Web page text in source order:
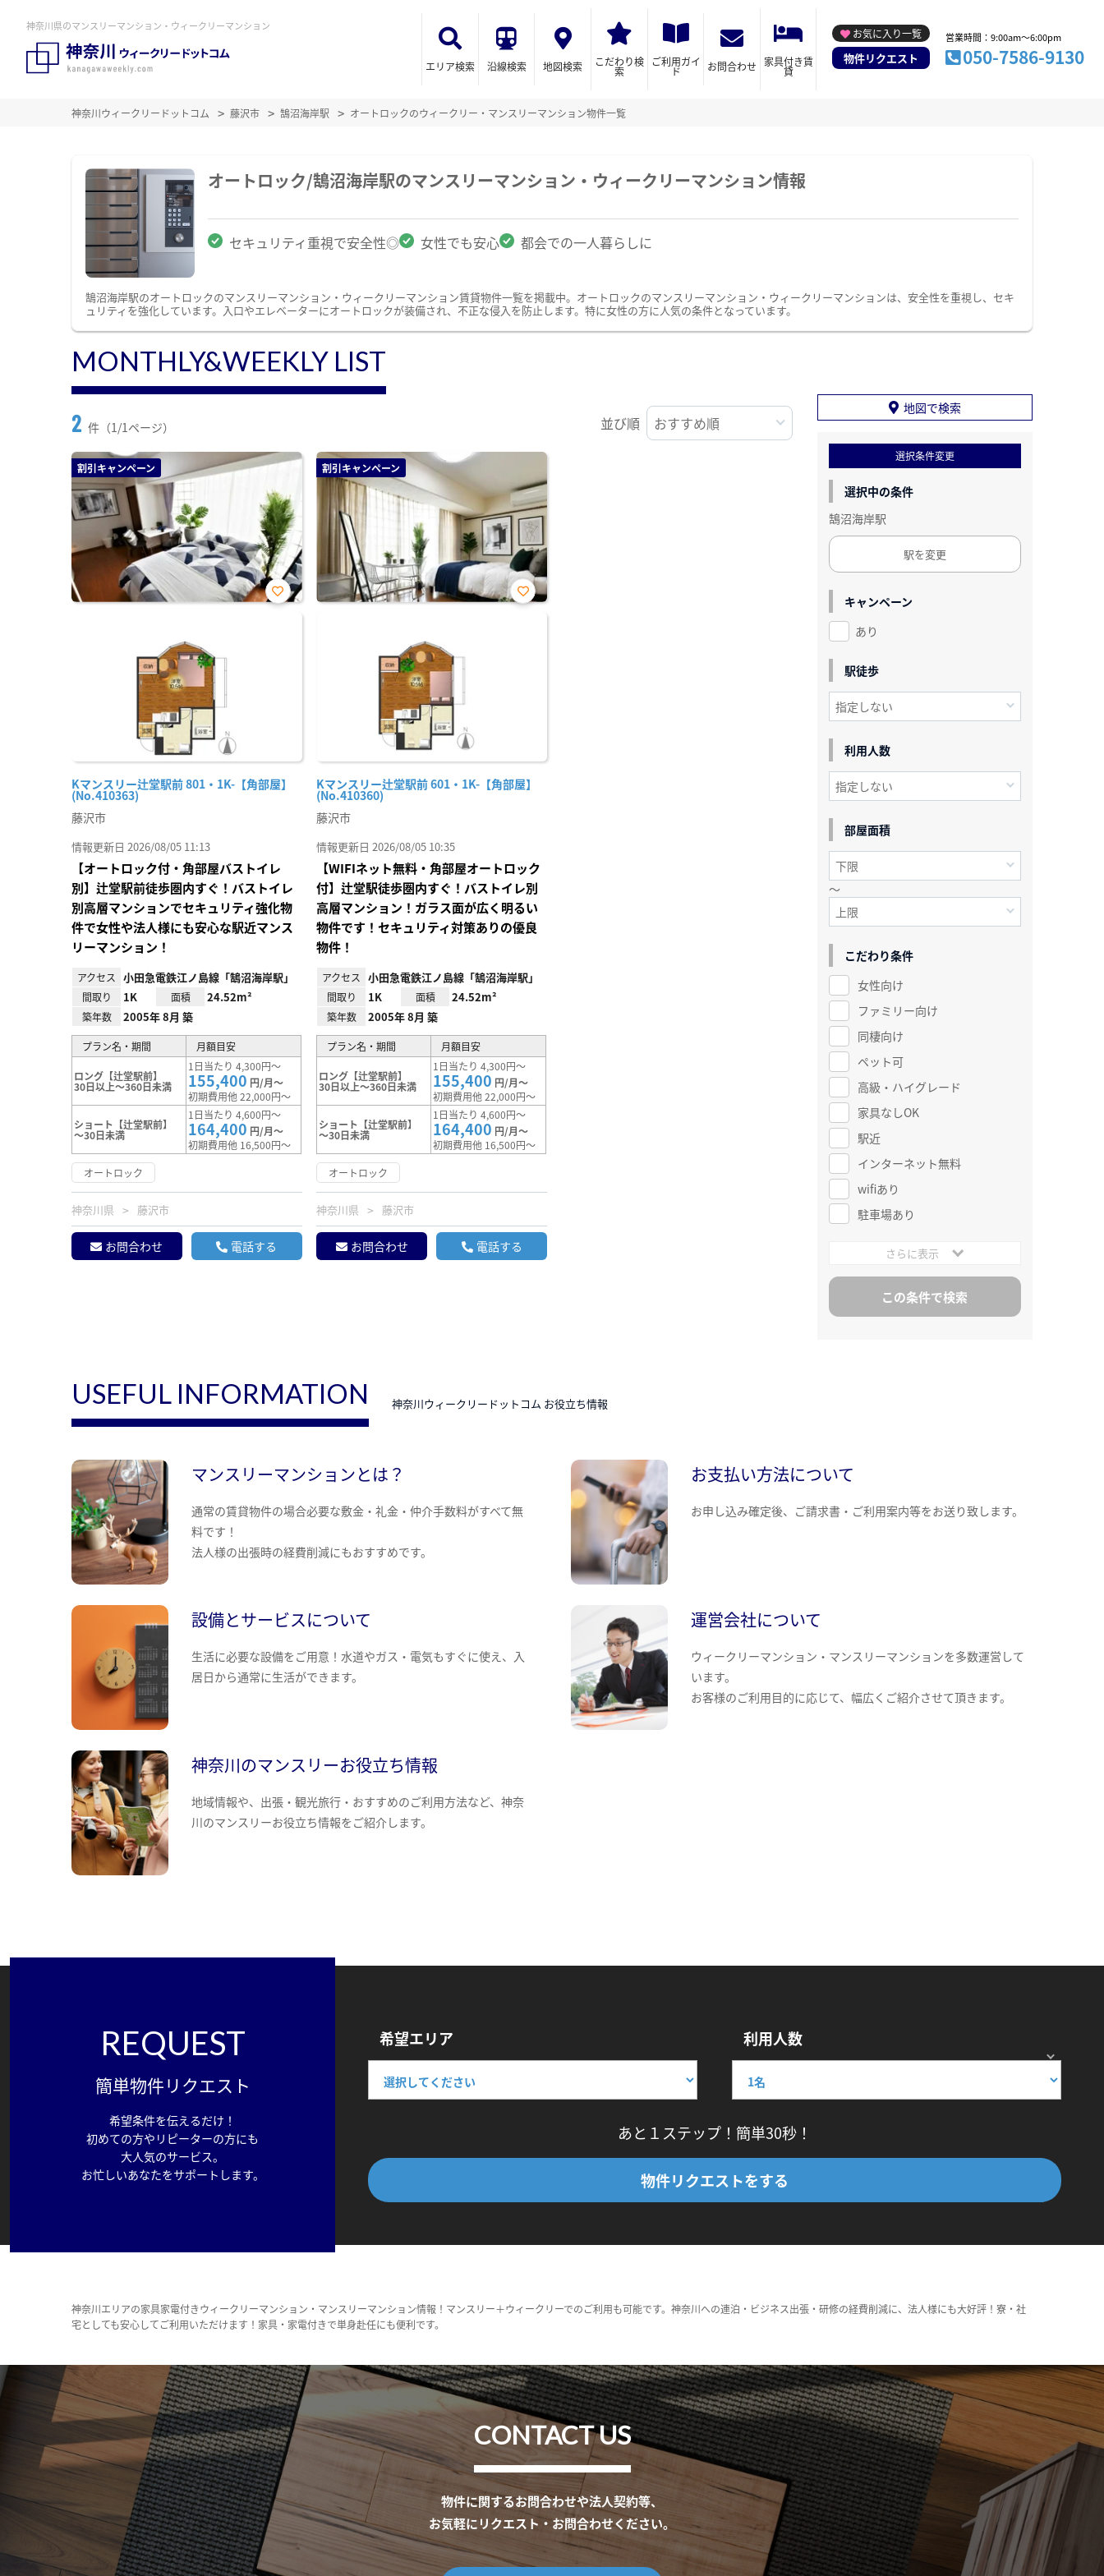
神奈川県のマンスリーマンション・ウィークリーマンション
エリア検索 沿線検索 地図検索 こだわり検
索
ご利用ガイ
ド お問合わせ 家具付き賃
貸
お気に入り一覧
物件リクエスト
営業時間：9:00am～6:00pm
050-7586-9130
神奈川ウィークリードットコム 藤沢市 鵠沼海岸駅 オートロックのウィークリー・マンスリーマンション物件一覧
オートロック/鵠沼海岸駅のマンスリーマンション・ウィークリーマンション情報
セキュリティ重視で安全性◎ 女性でも安心 都会での一人暮らしに
鵠沼海岸駅のオートロックのマンスリーマンション・ウィークリーマンション賃貸物件一覧を掲載中。オートロックのマンスリーマンション・ウィークリーマンションは、安全性を重視し、セキ
ュリティを強化しています。入口やエレベーターにオートロックが装備され、不正な侵入を防止します。特に女性の方に人気の条件となっています。
MONTHLY&WEEKLY LIST
2 件（1/1ページ） 並び順
割引キャンペーン
Kマンスリー辻堂駅前 801・1K-【角部屋】
(No.410363)
お気
藤沢市
情報更新日 2026/08/05 11:13
【オートロック付・角部屋バストイレ
別】辻堂駅前徒歩圏内すぐ！バストイレ
別高層マンションでセキュリティ強化物
件で女性や法人様にも安心な駅近マンス
リーマンション！
アクセス 小田急電鉄江ノ島線「鵠沼海岸駅」
間取り 1K 面積 24.52m²
築年数 2005年 8月 築
プラン名・期間 月額目安
ロング【辻堂駅前】
30日以上～360日未満
1日当たり 4,300円～
155,400 円/月～
初期費用他 22,000円～
ショート【辻堂駅前】
～30日未満
1日当たり 4,600円～
164,400 円/月～
初期費用他 16,500円～
オートロック
神奈川県 藤沢市
お問合わせ 電話する
割引キャンペーン
Kマンスリー辻堂駅前 601・1K-【角部屋】
(No.410360)
お気
藤沢市
情報更新日 2026/08/05 10:35
【WIFIネット無料・角部屋オートロック
付】辻堂駅徒歩圏内すぐ！バストイレ別
高層マンション！ガラス面が広く明るい
物件です！セキュリティ対策ありの優良
物件！
アクセス 小田急電鉄江ノ島線「鵠沼海岸駅」
間取り 1K 面積 24.52m²
築年数 2005年 8月 築
プラン名・期間 月額目安
ロング【辻堂駅前】
30日以上～360日未満
1日当たり 4,300円～
155,400 円/月～
初期費用他 22,000円～
ショート【辻堂駅前】
～30日未満
1日当たり 4,600円～
164,400 円/月～
初期費用他 16,500円～
オートロック
神奈川県 藤沢市
お問合わせ 電話する
地図で検索
選択条件変更
選択中の条件
鵠沼海岸駅
駅を変更
キャンペーン
あり
駅徒歩
利用人数
部屋面積
～
こだわり条件
女性向け
ファミリー向け
同棲向け
ペット可
高級・ハイグレード
家具なしOK
駅近
インターネット無料
wifiあり
駐車場あり
さらに表示
USEFUL INFORMATION 神奈川ウィークリードットコム お役立ち情報
マンスリーマンションとは？
通常の賃貸物件の場合必要な敷金・礼金・仲介手数料がすべて無
料です！
法人様の出張時の経費削減にもおすすめです。
お支払い方法について
お申し込み確定後、ご請求書・ご利用案内等をお送り致します。
設備とサービスについて
生活に必要な設備をご用意！水道やガス・電気もすぐに使え、入
居日から通常に生活ができます。
運営会社について
ウィークリーマンション・マンスリーマンションを多数運営して
います。
お客様のご利用目的に応じて、幅広くご紹介させて頂きます。
神奈川のマンスリーお役立ち情報
地域情報や、出張・観光旅行・おすすめのご利用方法など、神奈
川のマンスリーお役立ち情報をご紹介します。
REQUEST
簡単物件リクエスト
希望条件を伝えるだけ！
初めての方やリピーターの方にも
大人気のサービス。
お忙しいあなたをサポートします。
希望エリア 利用人数
あと１ステップ！簡単30秒！
物件リクエストをする
神奈川エリアの家具家電付きウィークリーマンション・マンスリーマンション情報！マンスリー＋ウィークリーでのご利用も可能です。神奈川への連泊・ビジネス出張・研修の経費削減に、法人様にも大好評！寮・社
宅としても安心してご利用いただけます！家具・家電付きで単身赴任にも便利です。
CONTACT US
物件に関するお問合わせや法人契約等、
お気軽にリクエスト・お問合わせください。